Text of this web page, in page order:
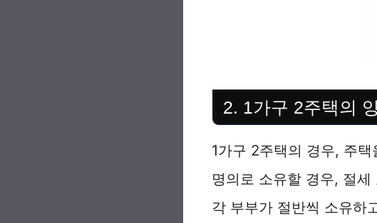
2. 1가구 2주택의
1가구 2주택의 경우, 주
명의로 소유할 경우, 절
각 부부가 절반씩 소유하